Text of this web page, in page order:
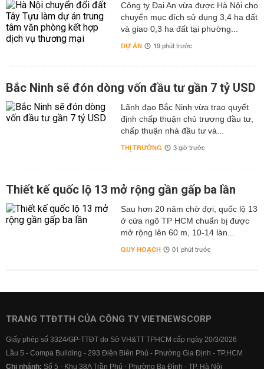
Công ty Đại An vừa được Hà Nội cho
chuyển mục đích sử dụng 3,4 ha đất
và giao 0,3 ha đất tại phường...
DỰ ÁN 19 phút trước
Bắc Ninh sẽ đón dòng vốn đầu tư gần 7 tỷ USD
Lãnh đạo Bắc Ninh vừa trao quyết
định chấp thuận chủ trương đầu tư,
chấp thuận nhà đầu tư và...
THỊ TRƯỜNG 3 giờ trước
Thiết kế quốc lộ 13 mở rộng gần gấp ba lần
Sau hơn 20 năm chờ đợi, quốc lộ 13
ở cửa ngõ TP HCM chuẩn bị được
mở rộng lên 60 m, 10-14 làn...
QUY HOẠCH 01 phút trước
TRANG TTĐTTH CỦA CÔNG TY VIETNEWSCORP
Giấy phép số 3324/GP-TTĐT do Sở VH&TT TPHCM cấp ngày 20/3/2026
Lầu 5 - Compa Building - 293 Điện Biên Phủ - Phường Gia Định - TP.HCM
Chi nhánh: Số 5 - Khu 38A Trần Phú - Phường Ba Đình - TP. Hà Nội